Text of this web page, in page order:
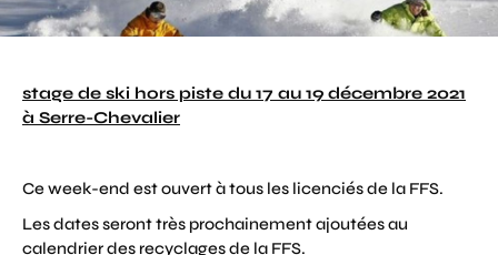
stage de ski hors piste du 17 au 19 décembre 2021
à Serre-Chevalier
Ce week-end est ouvert à tous les licenciés de la FFS.
Les dates seront très prochainement ajoutées au
calendrier des recyclages de la FFS.